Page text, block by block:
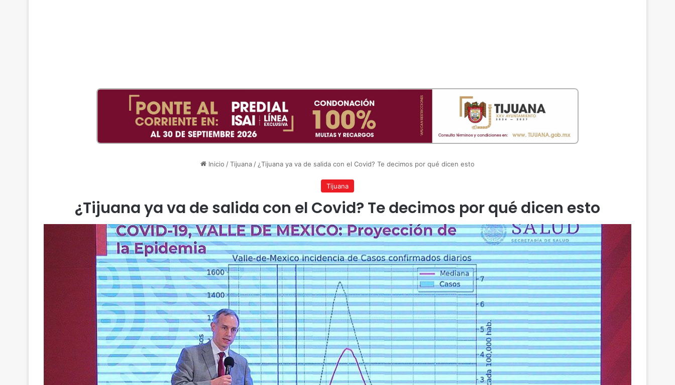
Inicio /Tijuana / ¿Tijuana ya va de salida con el Covid? Te decimos por qué dicen esto
Tijuana
¿Tijuana ya va de salida con el Covid? Te decimos por qué dicen esto